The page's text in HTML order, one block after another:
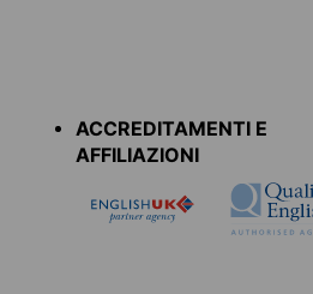
ACCREDITAMENTI E
AFFILIAZIONI